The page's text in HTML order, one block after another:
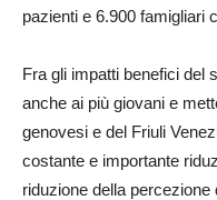
pazienti e 6.900 famigliari
Fra gli impatti benefici del
anche ai più giovani e
genovesi e del Friuli
costante e importante
riduzione della